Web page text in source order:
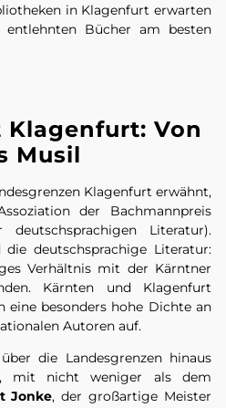
in Klagenfurt erwarten
Bücher am besten
Von
Musil
Klagenfurt erwähnt,
der Bachmannpreis
Literatur).
deutschsprachige Literatur:
Verhältnis mit der Kärntner
Kärnten und Klagenfurt
eine besonders hohe Dichte an
Autoren auf.
die Landesgrenzen hinaus
mit nicht weniger als dem
Jonke, der großartige Meister